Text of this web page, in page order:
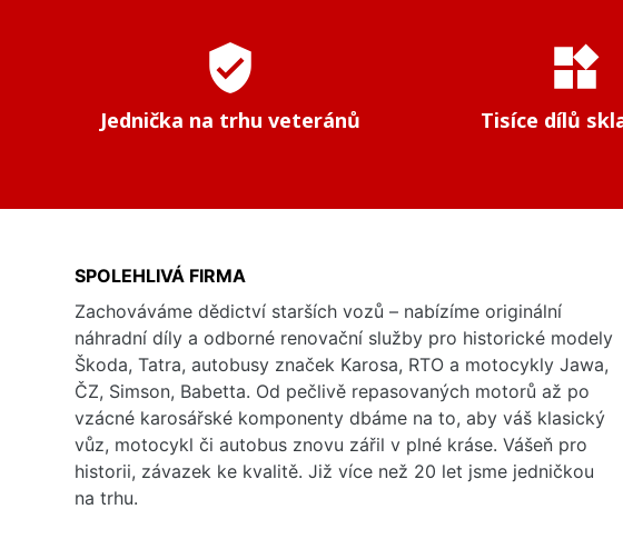
verified_user
Jednička na trhu veteránů
widgets
Tisíce dílů
SPOLEHLIVÁ FIRMA
Zachováváme dědictví starších vozů – nabízíme originální
náhradní díly a odborné renovační služby pro historické modely
Škoda, Tatra, autobusy značek Karosa, RTO a motocykly Jawa,
ČZ, Simson, Babetta. Od pečlivě repasovaných motorů až po
vzácné karosářské komponenty dbáme na to, aby váš klasický
vůz, motocykl či autobus znovu zářil v plné kráse. Vášeň pro
historii, závazek ke kvalitě. Již více než 20 let jsme jedničkou
na trhu.